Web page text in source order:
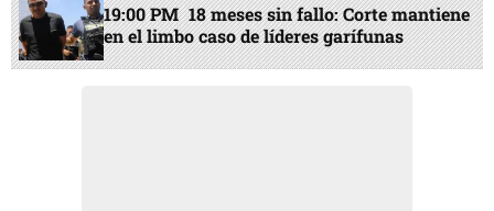
19:00 PM 18 meses sin fallo: Corte mantiene
en el limbo caso de líderes garífunas